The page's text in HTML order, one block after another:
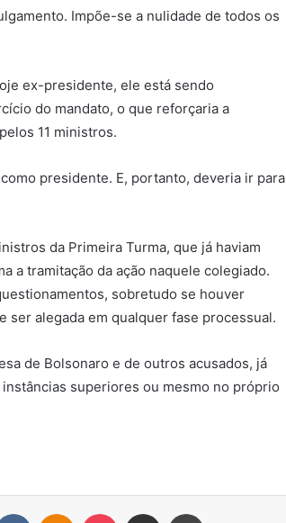
Impõe-se a nulidade de todos os
ex-presidente, ele está sendo
do mandato, o que reforçaria a
11 ministros.
presidente. E, portanto, deveria ir para
da Primeira Turma, que já haviam
a tramitação da ação naquele colegiado.
sobretudo se houver
ser alegada em qualquer fase processual.
de Bolsonaro e de outros acusados, já
superiores ou mesmo no próprio
Pocket Compartilhar via e-mail